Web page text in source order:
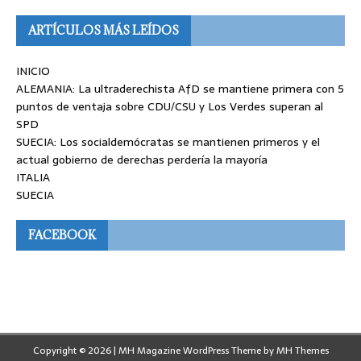
ARTÍCULOS MÁS LEÍDOS
INICIO
ALEMANIA: La ultraderechista AfD se mantiene primera con 5
puntos de ventaja sobre CDU/CSU y Los Verdes superan al
SPD
SUECIA: Los socialdemócratas se mantienen primeros y el
actual gobierno de derechas perdería la mayoría
ITALIA
SUECIA
FACEBOOK
Copyright © 2026 | MH Magazine WordPress Theme byMH Themes